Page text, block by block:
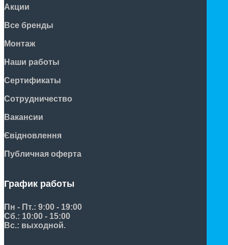
Акции
Все бренды
Монтаж
Наши работы
Сертификаты
Сотрудничество
Вакансии
Євідновлення
Публичная оферта
График работы
Пн - Пт.: 9:00 - 19:00
Сб.: 10:00 - 15:00
Вс.: выходной.